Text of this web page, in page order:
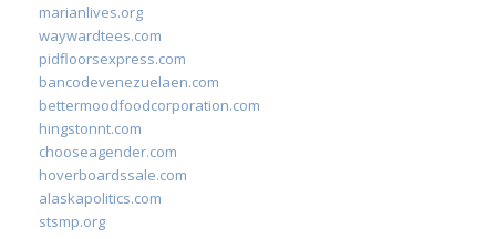
marianlives.org
waywardtees.com
pidfloorsexpress.com
bancodevenezuelaen.com
bettermoodfoodcorporation.com
hingstonnt.com
chooseagender.com
hoverboardssale.com
alaskapolitics.com
stsmp.org